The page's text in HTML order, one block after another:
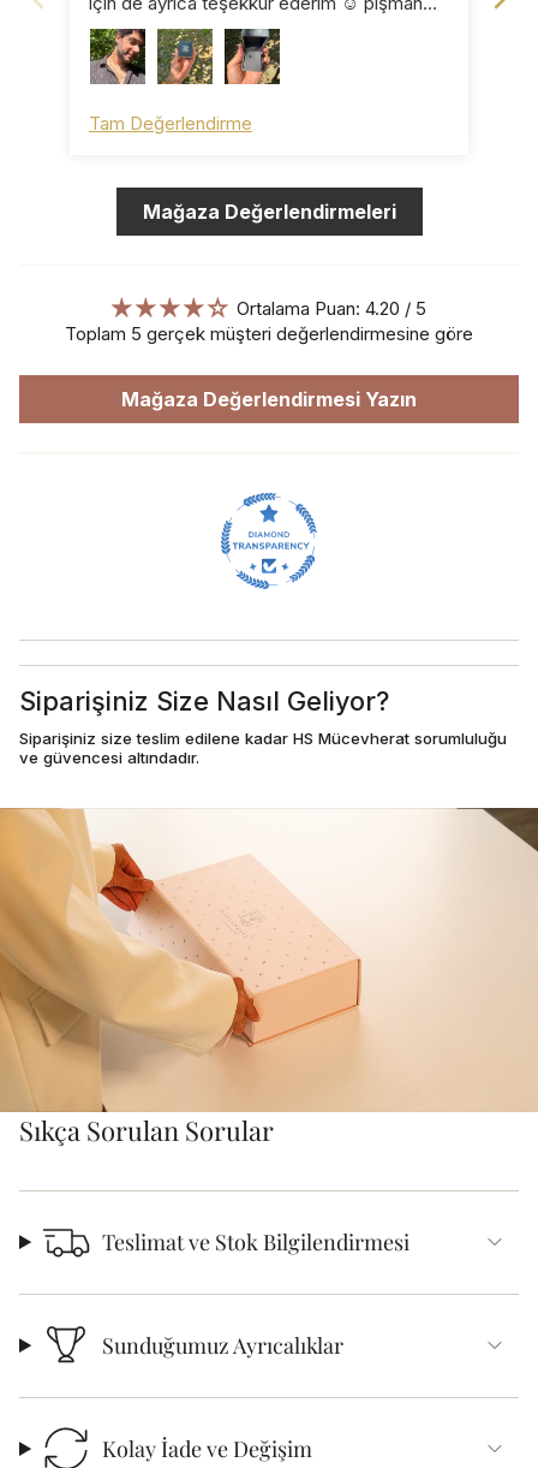
olmazsınız ☺️
Tam Değerlendirme
Mağaza Değerlendirmeleri
Ortalama Puan: 4.20 / 5
Toplam 5 gerçek müşteri değerlendirmesine göre
Mağaza Değerlendirmesi Yazın
Siparişiniz Size Nasıl Geliyor?
Siparişiniz size teslim edilene kadar HS Mücevherat sorumluluğu
ve güvencesi altındadır.
Sıkça Sorulan Sorular
Teslimat ve Stok Bilgilendirmesi
Sunduğumuz Ayrıcalıklar
Kolay İade ve Değişim